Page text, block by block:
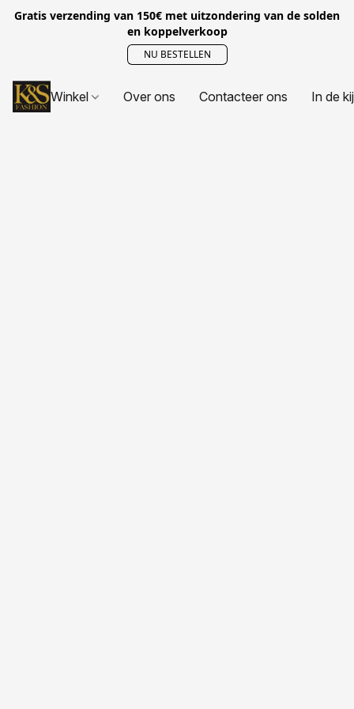
Gratis verzending van 150€ met uitzondering van de solden
en koppelverkoop
NU BESTELLEN
Winkel Over ons Contacteer ons In de